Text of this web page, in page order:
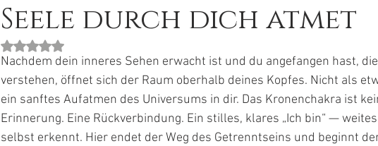
Seele durch dich atmet
Mit NaN von 5 Sternen bewertet.
Nachdem dein inneres Sehen erwacht ist und du angefangen hast,
verstehen, öffnet sich der Raum oberhalb deines Kopfes. Nicht als
ein sanftes Aufatmen des Universums in dir. Das Kronenchakra ist
Erinnerung. Eine Rückverbindung. Ein stilles, klares „Ich bin“ —
selbst erkennt. Hier endet der Weg des Getrenntseins und beginnt